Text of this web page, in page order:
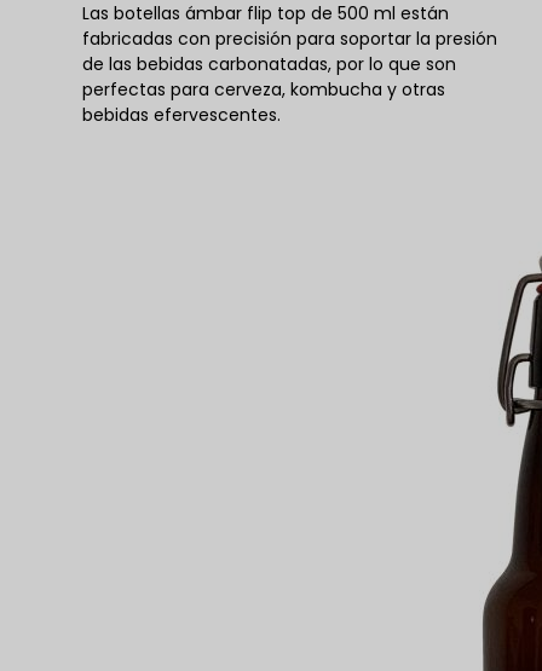
Las botellas ámbar flip top de 500 ml están
fabricadas con precisión para soportar la presión
de las bebidas carbonatadas, por lo que son
perfectas para cerveza, kombucha y otras
bebidas efervescentes.